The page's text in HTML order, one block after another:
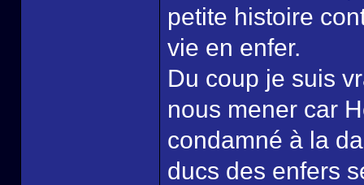
petite histoire
vie en enfer.
Du coup je suis
nous mener car
condamné à la
ducs des enfers